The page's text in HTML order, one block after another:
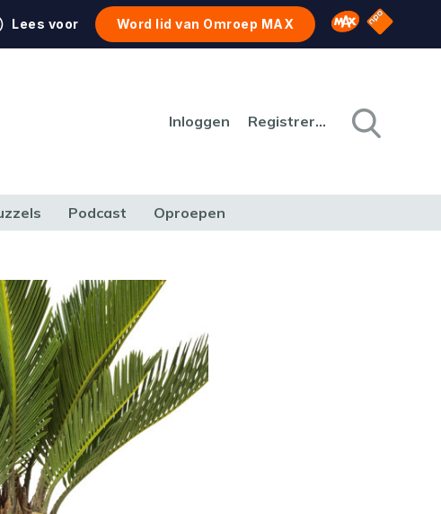
Lees voor Word lid van Omroep MAX Omroep MAX
NPO
Inloggen Registreren
Podcast Oproepen